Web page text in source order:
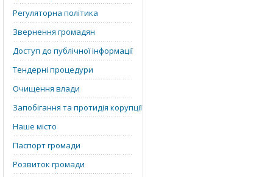
Регуляторна політика
Звернення громадян
Доступ до публічної інформації
Тендерні процедури
Очищення влади
Запобігання та протидія корупції
Наше місто
Паспорт громади
Розвиток громади